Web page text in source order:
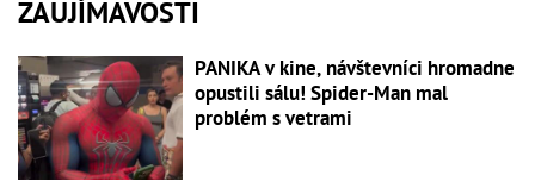
ZAUJÍMAVOSTI
PANIKA v kine, návštevníci hromadne
opustili sálu! Spider-Man mal
problém s vetrami